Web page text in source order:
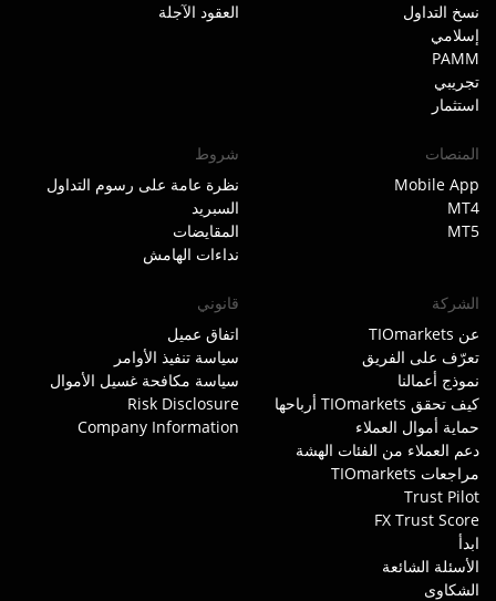
نسخ التداول
إسلامي
PAMM
تجريبي
استثمار
العقود الآجلة
المنصات
Mobile App
MT4
MT5
شروط
نظرة عامة على رسوم التداول
السبريد
المقايضات
نداءات الهامش
الشركة
عن TIOmarkets
تعرّف على الفريق
نموذج أعمالنا
كيف تحقق TIOmarkets أرباحها
حماية أموال العملاء
دعم العملاء من الفئات الهشة
مراجعات TIOmarkets
Trust Pilot
FX Trust Score
ابدأ
الأسئلة الشائعة
الشكاوى
قانوني
اتفاق عميل
سياسة تنفيذ الأوامر
سياسة مكافحة غسيل الأموال
Risk Disclosure
Company Information